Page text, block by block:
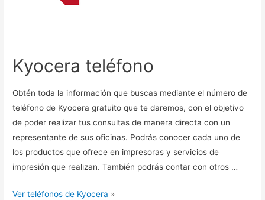
Kyocera teléfono
Obtén toda la información que buscas mediante el número de
teléfono de Kyocera gratuito que te daremos, con el objetivo
de poder realizar tus consultas de manera directa con un
representante de sus oficinas. Podrás conocer cada uno de
los productos que ofrece en impresoras y servicios de
impresión que realizan. También podrás contar con otros …
Ver teléfonos de Kyocera »